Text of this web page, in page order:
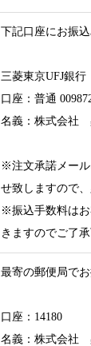
下記口座にお振込
三菱東京UFJ銀
口座：普通
名義：株式会社
※注文承諾メー
せ致しますので
※振込手数料は
きますのでご了承
最寄の郵便局でお
口座：14180
名義：株式会社